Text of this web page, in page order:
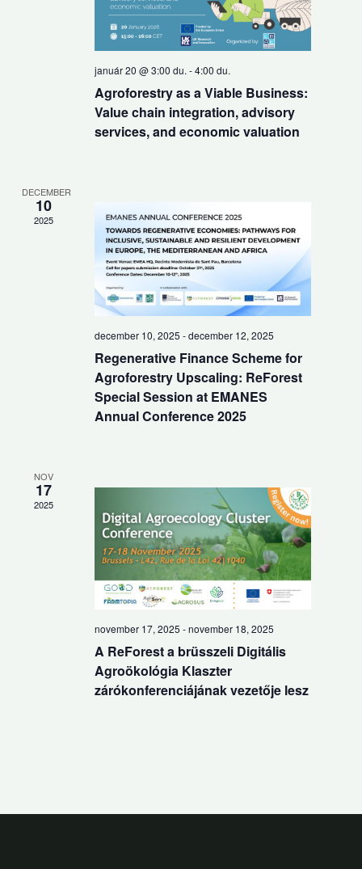
január 20 @ 3:00 du. -4:00 du.
Agroforestry as a Viable Business:
Value chain integration, advisory
services, and economic valuation
DECEMBER
10
2025
december 10, 2025 -december 12, 2025
Regenerative Finance Scheme for
Agroforestry Upscaling: ReForest
Special Session at EMANES
Annual Conference 2025
NOV
17
2025
november 17, 2025 -november 18, 2025
A ReForest a brüsszeli Digitális
Agroökológia Klaszter
zárókonferenciájának vezetője lesz